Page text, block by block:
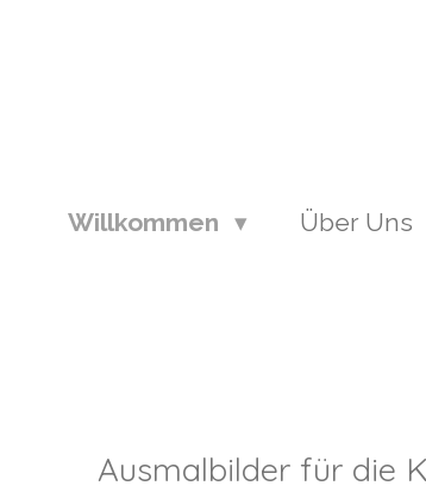
Willkommen Über Uns
Ausmalbilder für die